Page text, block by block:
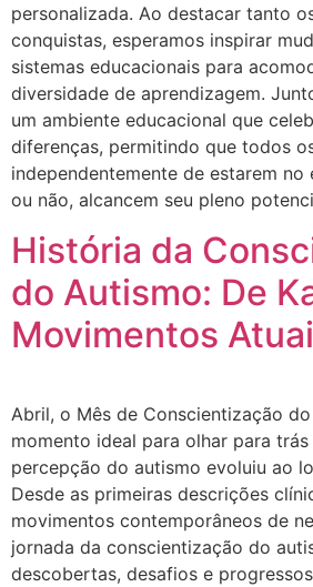
personalizada. Ao destacar tanto
conquistas, esperamos inspirar
sistemas educacionais para
diversidade de aprendizagem.
um ambiente educacional que
diferenças, permitindo que todos
independentemente de estarem
ou não, alcancem seu pleno
História da
do Autismo: De
Movimentos
Abril, o Mês de Conscientização
momento ideal para olhar para
percepção do autismo evoluiu ao
Desde as primeiras descrições
movimentos contemporâneos de
jornada da conscientização do
descobertas, desafios e